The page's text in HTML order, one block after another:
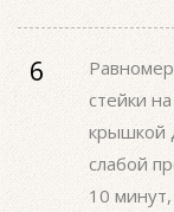
стейки
крышкой
слабой
10